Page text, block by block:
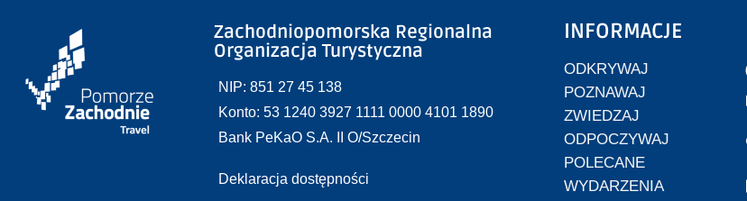
Zachodniopomorska Regionalna
Organizacja Turystyczna
NIP: 851 27 45 138
Konto: 53 1240 3927 1111 0000 4101 1890
Bank PeKaO S.A. II O/Szczecin
Deklaracja dostępności
INFORMACJE
ODKRYWAJ
POZNAWAJ
ZWIEDZAJ
ODPOCZYWAJ
POLECANE
WYDARZENIA